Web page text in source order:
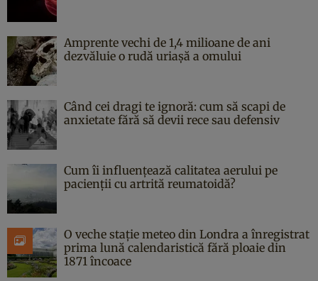
Amprente vechi de 1,4 milioane de ani
dezvăluie o rudă uriașă a omului
Când cei dragi te ignoră: cum să scapi de
anxietate fără să devii rece sau defensiv
Cum îi influențează calitatea aerului pe
pacienții cu artrită reumatoidă?
O veche stație meteo din Londra a înregistrat
prima lună calendaristică fără ploaie din
1871 încoace